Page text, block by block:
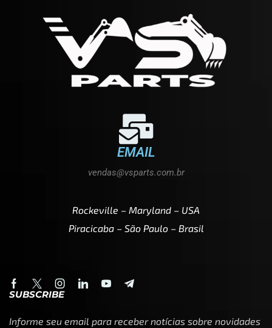
EMAIL
vendas@vsparts.com.br
Rockeville – Maryland – USA
Piracicaba – São Paulo – Brasil
SUBSCRIBE
Informe seu email para receber notícias sobre novidades